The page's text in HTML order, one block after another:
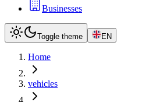
Businesses
Toggle theme EN
Home
vehicles